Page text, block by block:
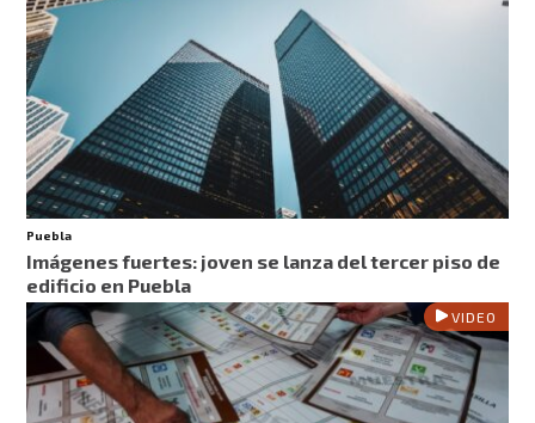
Puebla
Imágenes fuertes: joven se lanza del tercer piso de
edificio en Puebla
VIDEO